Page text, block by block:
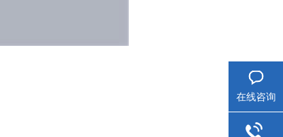
在线咨询